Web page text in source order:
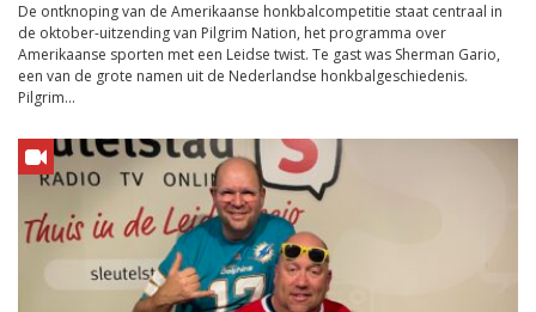
De ontknoping van de Amerikaanse honkbalcompetitie staat centraal in
de oktober-uitzending van Pilgrim Nation, het programma over
Amerikaanse sporten met een Leidse twist. Te gast was Sherman Gario,
een van de grote namen uit de Nederlandse honkbalgeschiedenis.
Pilgrim...